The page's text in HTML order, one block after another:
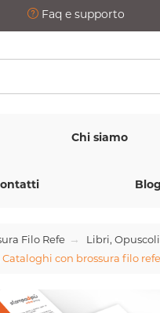
Faq e supporto
Chi siamo
Blog
Filo Refe
Libri,
con brossura filo refe